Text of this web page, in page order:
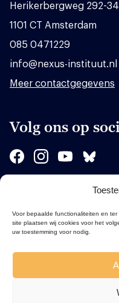
Voor bepaalde functionaliteiten en
site plaatsen wij cookies voor het
uw toestemming voor nodig.
Herikerbergweg 292-
1101 CT Amsterdam
085 0471229
info@nexus-instituut.nl
Meer contactgegevens
Volg ons op